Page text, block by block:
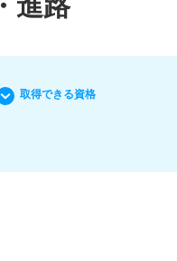
取得できる資格